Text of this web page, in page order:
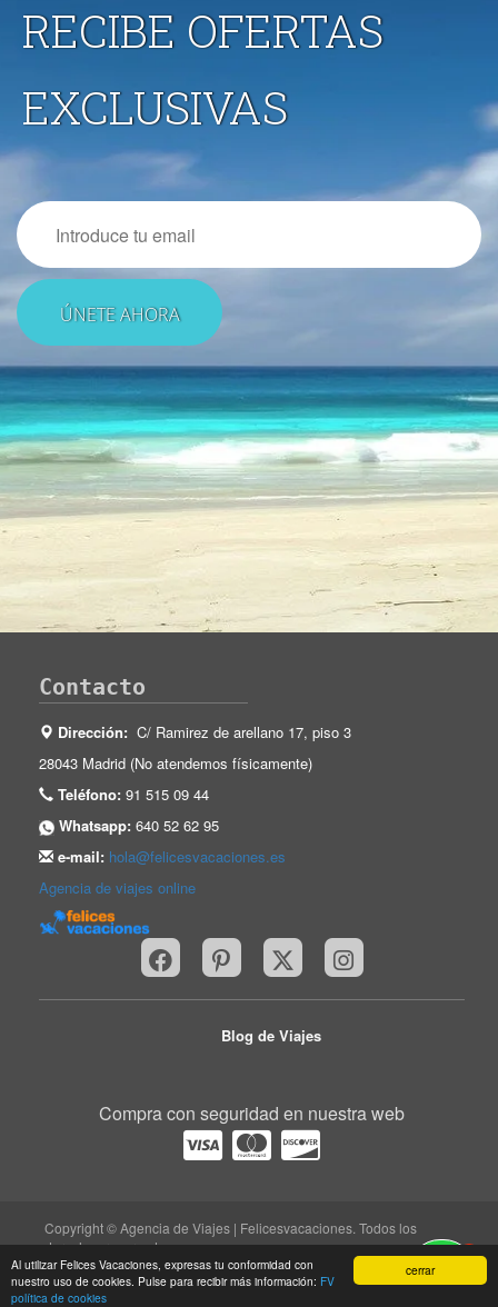
cerrar
Al utilizar Felices Vacaciones, expresas tu conformidad con
nuestro uso de cookies. Pulse para recibir más información: FV
política de cookies
RECIBE OFERTAS
EXCLUSIVAS
Email
Contacto
Dirección: C/ Ramirez de arellano 17, piso 3
28043 Madrid (No atendemos físicamente)
Teléfono: 91 515 09 44
Whatsapp: 640 52 62 95
e-mail: hola@felicesvacaciones.es
Agencia de viajes online
Blog de Viajes
Compra con seguridad en nuestra web
Copyright © Agencia de Viajes | Felicesvacaciones. Todos los
derechos reservados.
trabaja con nosotros|quiénes somos| Aviso legal
|
protección de datos|contacto
1